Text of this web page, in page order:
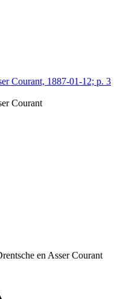
Courant, 1887-01-12; p. 3
Courant
en Asser Courant